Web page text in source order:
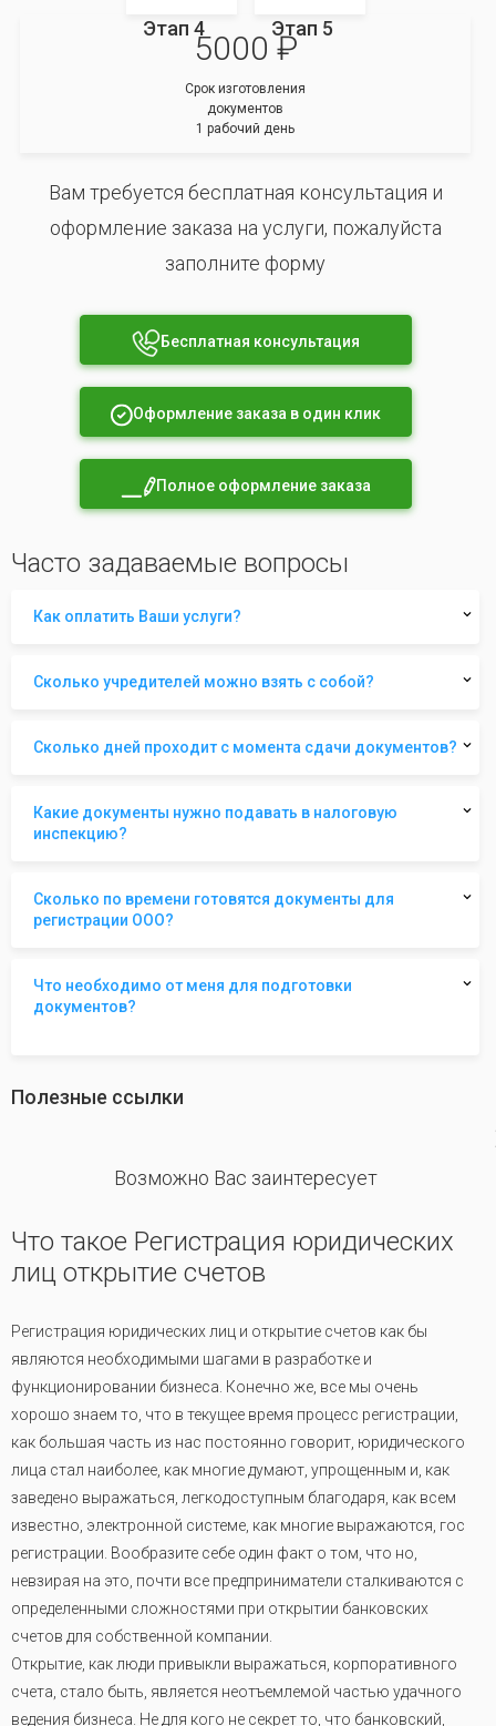
Этап 4 Этап 5
5000 ₽
Срок изготовления
документов
1 рабочий день
Вам требуется бесплатная консультация и
оформление заказа на услуги, пожалуйста
заполните форму
Бесплатная консультация
Оформление заказа в один клик
Полное оформление заказа
Часто задаваемые вопросы
Как оплатить Ваши услуги?
Сколько учредителей можно взять с собой?
Сколько дней проходит с момента сдачи документов?
Какие документы нужно подавать в налоговую
инспекцию?
Сколько по времени готовятся документы для
регистрации ООО?
Что необходимо от меня для подготовки
документов?
Полезные ссылки
Возможно Вас заинтересует
Что такое Регистрация юридических
лиц открытие счетов
Регистрация юридических лиц и открытие счетов как бы
являются необходимыми шагами в разработке и
функционировании бизнеса. Конечно же, все мы очень
хорошо знаем то, что в текущее время процесс регистрации,
как большая часть из нас постоянно говорит, юридического
лица стал наиболее, как многие думают, упрощенным и, как
заведено выражаться, легкодоступным благодаря, как всем
известно, электронной системе, как многие выражаются, гос
регистрации. Вообразите себе один факт о том, что но,
невзирая на это, почти все предприниматели сталкиваются с
определенными сложностями при открытии банковских
счетов для собственной компании.
Открытие, как люди привыкли выражаться, корпоративного
счета, стало быть, является неотъемлемой частью удачного
ведения бизнеса. Не для кого не секрет то, что банковский,